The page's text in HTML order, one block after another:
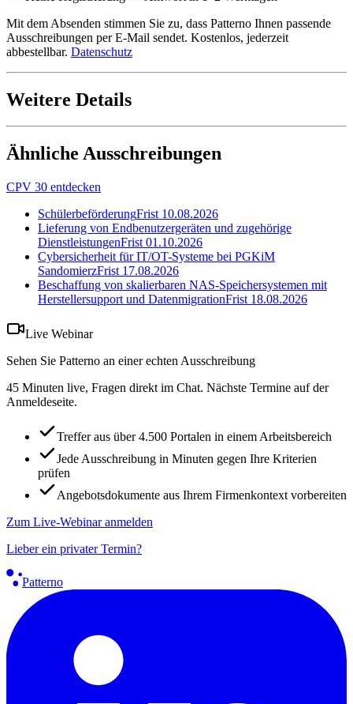
Mit dem Absenden stimmen Sie zu, dass Patterno Ihnen passende
Ausschreibungen per E-Mail sendet. Kostenlos, jederzeit
abbestellbar. Datenschutz
Weitere Details
Ähnliche Ausschreibungen
CPV 30 entdecken
SchülerbeförderungFrist 10.08.2026
Lieferung von Endbenutzergeräten und zugehörige
DienstleistungenFrist 01.10.2026
Cybersicherheit für IT/OT-Systeme bei PGKiM
SandomierzFrist 17.08.2026
Beschaffung von skalierbaren NAS-Speichersystemen mit
Herstellersupport und DatenmigrationFrist 18.08.2026
Live Webinar
Sehen Sie Patterno an einer echten Ausschreibung
45 Minuten live, Fragen direkt im Chat. Nächste Termine auf der
Anmeldeseite.
Treffer aus über 4.500 Portalen in einem Arbeitsbereich
Jede Ausschreibung in Minuten gegen Ihre Kriterien
prüfen
Angebotsdokumente aus Ihrem Firmenkontext vorbereiten
Zum Live-Webinar anmelden
Lieber ein privater Termin?
Patterno